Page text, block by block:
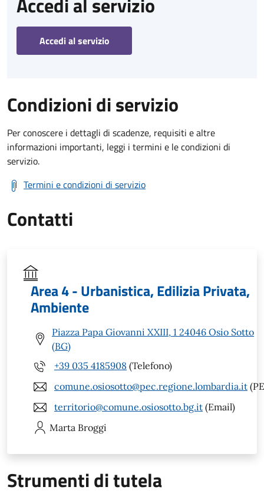
Accedi al servizio
Condizioni di servizio
Per conoscere i dettagli di scadenze, requisiti e altre
informazioni importanti, leggi i termini e le condizioni di
servizio.
Termini e condizioni di servizio
Contatti
Area 4 - Urbanistica, Edilizia Privata,
Ambiente
Piazza Papa Giovanni XXIII, 1 24046 Osio Sotto
(BG)
+39 035 4185908 (Telefono)
comune.osiosotto@pec.regione.lombardia.it
territorio@comune.osiosotto.bg.it (Email)
Marta Broggi
Strumenti di tutela